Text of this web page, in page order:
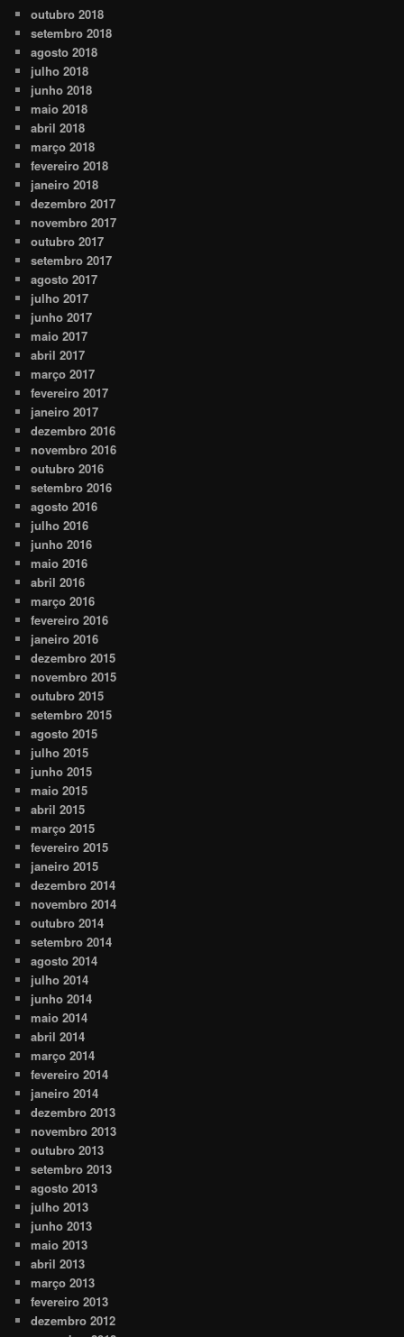
outubro 2018
setembro 2018
agosto 2018
julho 2018
junho 2018
maio 2018
abril 2018
março 2018
fevereiro 2018
janeiro 2018
dezembro 2017
novembro 2017
outubro 2017
setembro 2017
agosto 2017
julho 2017
junho 2017
maio 2017
abril 2017
março 2017
fevereiro 2017
janeiro 2017
dezembro 2016
novembro 2016
outubro 2016
setembro 2016
agosto 2016
julho 2016
junho 2016
maio 2016
abril 2016
março 2016
fevereiro 2016
janeiro 2016
dezembro 2015
novembro 2015
outubro 2015
setembro 2015
agosto 2015
julho 2015
junho 2015
maio 2015
abril 2015
março 2015
fevereiro 2015
janeiro 2015
dezembro 2014
novembro 2014
outubro 2014
setembro 2014
agosto 2014
julho 2014
junho 2014
maio 2014
abril 2014
março 2014
fevereiro 2014
janeiro 2014
dezembro 2013
novembro 2013
outubro 2013
setembro 2013
agosto 2013
julho 2013
junho 2013
maio 2013
abril 2013
março 2013
fevereiro 2013
dezembro 2012